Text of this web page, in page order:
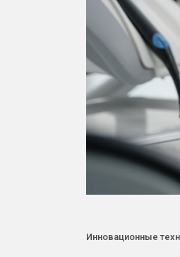
Инновационные